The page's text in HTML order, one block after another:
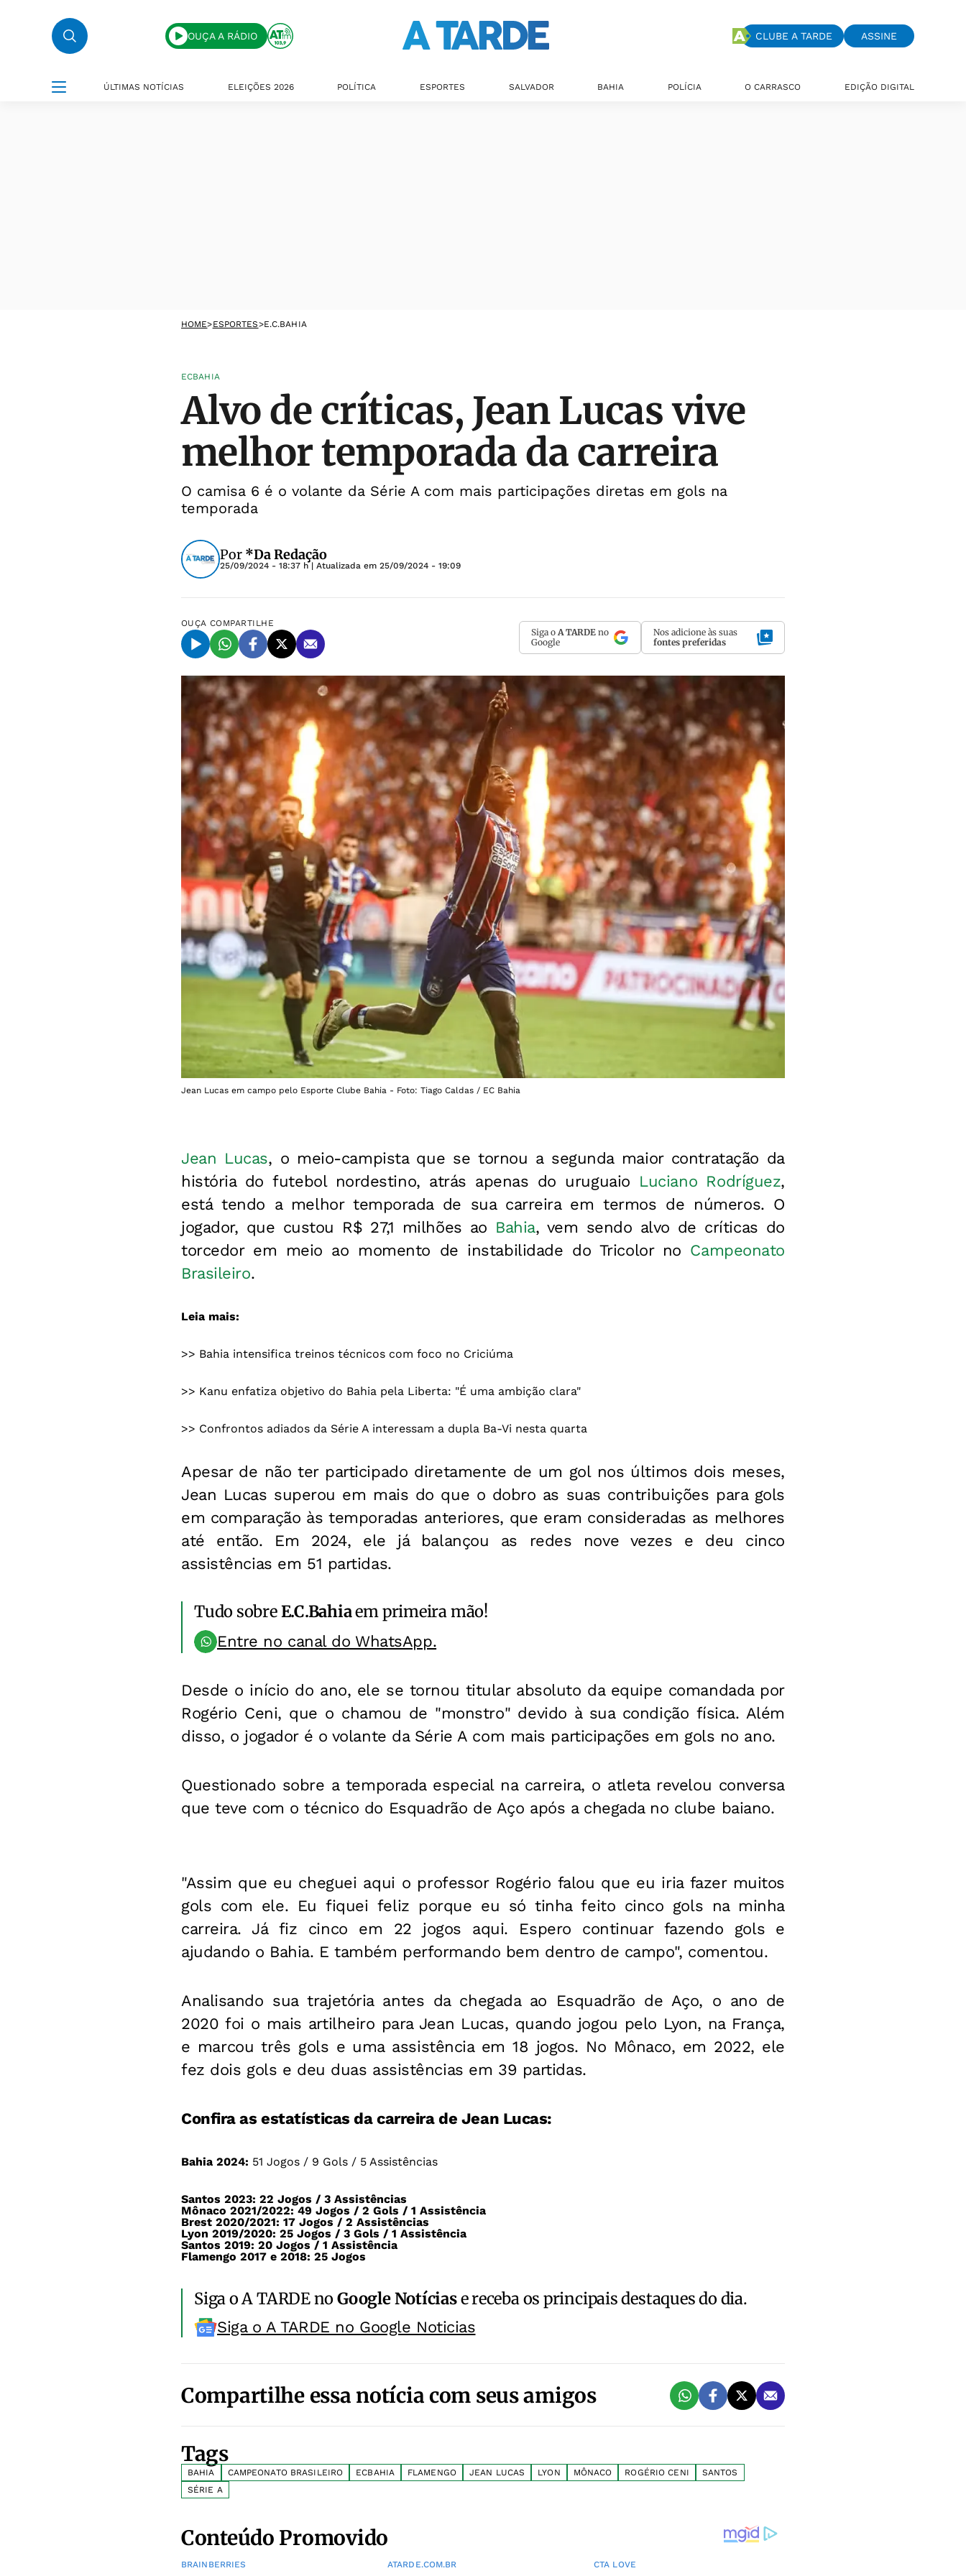
OUÇA A RÁDIO CLUBE A TARDE ASSINE
ÚLTIMAS NOTÍCIAS ELEIÇÕES 2026 POLÍTICA ESPORTES SALVADOR BAHIA POLÍCIA O CARRASCO EDIÇÃO DIGITAL
HOME>ESPORTES>E.C.BAHIA
ECBAHIA
Alvo de críticas, Jean Lucas vive
melhor temporada da carreira
O camisa 6 é o volante da Série A com mais participações diretas em gols na
temporada
Por *Da Redação
25/09/2024 - 18:37 h| Atualizada em 25/09/2024 - 19:09
OUÇA COMPARTILHE
Siga o A TARDE no
Google
Nos adicione às suas
fontes preferidas
Jean Lucas em campo pelo Esporte Clube Bahia - Foto: Tiago Caldas / EC Bahia
Jean Lucas, o meio-campista que se tornou a segunda maior contratação da
história do futebol nordestino, atrás apenas do uruguaio Luciano Rodríguez,
está tendo a melhor temporada de sua carreira em termos de números. O
jogador, que custou R$ 27,1 milhões ao Bahia, vem sendo alvo de críticas do
torcedor em meio ao momento de instabilidade do Tricolor no Campeonato
Brasileiro.
Leia mais:
>> Bahia intensifica treinos técnicos com foco no Criciúma
>> Kanu enfatiza objetivo do Bahia pela Liberta: "É uma ambição clara"
>> Confrontos adiados da Série A interessam a dupla Ba-Vi nesta quarta
Apesar de não ter participado diretamente de um gol nos últimos dois meses,
Jean Lucas superou em mais do que o dobro as suas contribuições para gols
em comparação às temporadas anteriores, que eram consideradas as melhores
até então. Em 2024, ele já balançou as redes nove vezes e deu cinco
assistências em 51 partidas.
Tudo sobreE.C.Bahiaem primeira mão!
Entre no canal do WhatsApp.
Desde o início do ano, ele se tornou titular absoluto da equipe comandada por
Rogério Ceni, que o chamou de "monstro" devido à sua condição física. Além
disso, o jogador é o volante da Série A com mais participações em gols no ano.
Questionado sobre a temporada especial na carreira, o atleta revelou conversa
que teve com o técnico do Esquadrão de Aço após a chegada no clube baiano.
"Assim que eu cheguei aqui o professor Rogério falou que eu iria fazer muitos
gols com ele. Eu fiquei feliz porque eu só tinha feito cinco gols na minha
carreira. Já fiz cinco em 22 jogos aqui. Espero continuar fazendo gols e
ajudando o Bahia. E também performando bem dentro de campo", comentou.
Analisando sua trajetória antes da chegada ao Esquadrão de Aço, o ano de
2020 foi o mais artilheiro para Jean Lucas, quando jogou pelo Lyon, na França,
e marcou três gols e uma assistência em 18 jogos. No Mônaco, em 2022, ele
fez dois gols e deu duas assistências em 39 partidas.
Confira as estatísticas da carreira de Jean Lucas:
Bahia 2024: 51 Jogos / 9 Gols / 5 Assistências
Santos 2023: 22 Jogos / 3 Assistências
Mônaco 2021/2022:49 Jogos / 2 Gols / 1 Assistência
Brest 2020/2021: 17 Jogos / 2 Assistências
Lyon 2019/2020: 25 Jogos / 3 Gols / 1 Assistência
Santos 2019: 20 Jogos / 1 Assistência
Flamengo 2017 e 2018: 25 Jogos
Siga o A TARDE noGoogle Notíciase receba os principais destaques do dia.
Siga o A TARDE no Google Noticias
Compartilhe essa notícia com seus amigos
Tags
BAHIA CAMPEONATO BRASILEIRO ECBAHIA FLAMENGO JEAN LUCAS LYON MÔNACO ROGÉRIO CENI
SANTOS
SÉRIE A